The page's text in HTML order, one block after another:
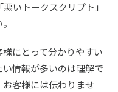
いトークスクリプト」
にとって分かりやすい
情報が多いのは理解で
客様には伝わりませ